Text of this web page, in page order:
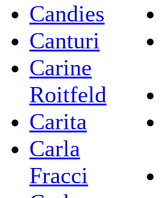
Candies
Canturi
Carine
Roitfeld
Carita
Carla
Fracci